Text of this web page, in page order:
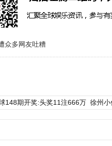
众多网友吐糟
148期开奖:头奖11注666万 徐州